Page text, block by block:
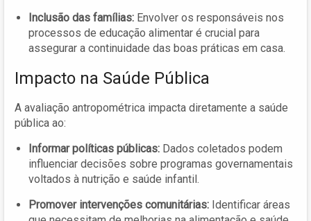
Inclusão das famílias: Envolver os responsáveis nos
processos de educação alimentar é crucial para
assegurar a continuidade das boas práticas em casa.
Impacto na Saúde Pública
A avaliação antropométrica impacta diretamente a saúde
pública ao:
Informar políticas públicas: Dados coletados podem
influenciar decisões sobre programas governamentais
voltados à nutrição e saúde infantil.
Promover intervenções comunitárias: Identificar áreas